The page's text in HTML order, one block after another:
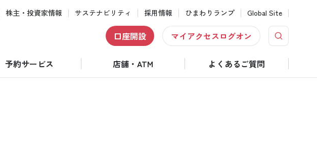
株主・投資家情報 サステナビリティ 採用情報 ひまわりランプ Global Site
口座開設 マイアクセスログオン
予約サービス 店舗・ATM よくあるご質問